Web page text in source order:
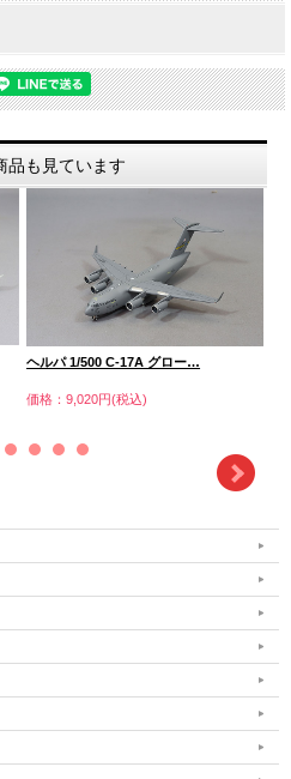
品も見ています
ヘルパ 1/500 C-17A グロー…
価格：9,020円(税込)